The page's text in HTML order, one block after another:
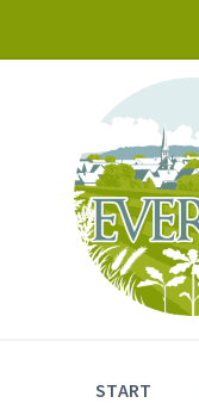
content
main
footer
START